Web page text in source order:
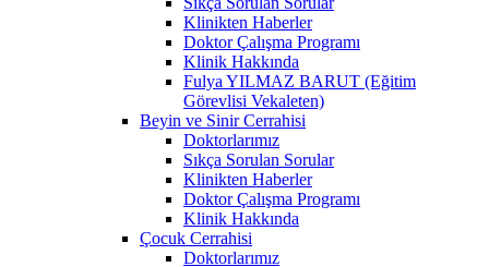
Klinikten Haberler
Doktor Çalışma Programı
Klinik Hakkında
Fulya YILMAZ BARUT (Eğitim
Görevlisi Vekaleten)
Beyin ve Sinir Cerrahisi
Doktorlarımız
Sıkça Sorulan Sorular
Klinikten Haberler
Doktor Çalışma Programı
Klinik Hakkında
Çocuk Cerrahisi
Doktorlarımız